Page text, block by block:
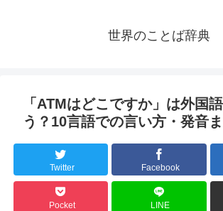
世界のことば辞典
「ATMはどこですか」は外国
う？10言語での言い方・発音
Twitter Facebook
Pocket LINE